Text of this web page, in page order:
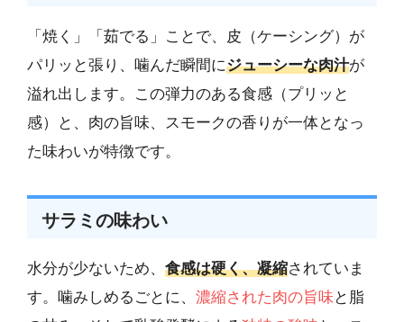
「焼く」「茹でる」ことで、皮（ケーシング）が
パリッと張り、噛んだ瞬間にジューシーな肉汁が
溢れ出します。この弾力のある食感（プリッと
感）と、肉の旨味、スモークの香りが一体となっ
た味わいが特徴です。
サラミの味わい
水分が少ないため、 食感は硬く、凝縮されていま
す。噛みしめるごとに、 濃縮された肉の旨味 と脂